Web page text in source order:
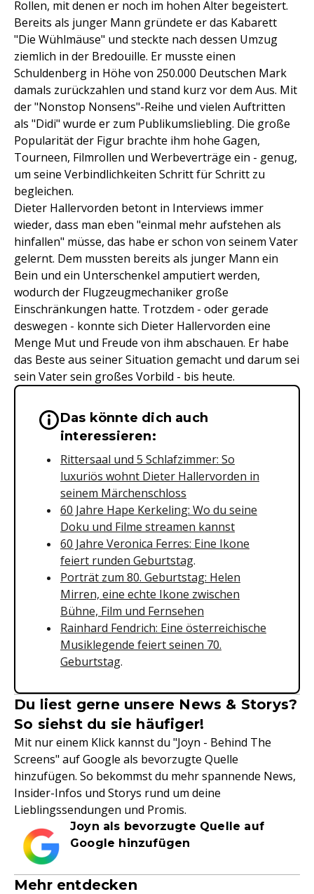
Rollen, mit denen er noch im hohen Alter begeistert.
Bereits als junger Mann gründete er das Kabarett
"Die Wühlmäuse" und steckte nach dessen Umzug
ziemlich in der Bredouille. Er musste einen
Schuldenberg in Höhe von 250.000 Deutschen Mark
damals zurückzahlen und stand kurz vor dem Aus. Mit
der "Nonstop Nonsens"-Reihe und vielen Auftritten
als "Didi" wurde er zum Publikumsliebling. Die große
Popularität der Figur brachte ihm hohe Gagen,
Tourneen, Filmrollen und Werbeverträge ein - genug,
um seine Verbindlichkeiten Schritt für Schritt zu
begleichen.
Dieter Hallervorden betont in Interviews immer
wieder, dass man eben "einmal mehr aufstehen als
hinfallen" müsse, das habe er schon von seinem Vater
gelernt. Dem mussten bereits als junger Mann ein
Bein und ein Unterschenkel amputiert werden,
wodurch der Flugzeugmechaniker große
Einschränkungen hatte. Trotzdem - oder gerade
deswegen - konnte sich Dieter Hallervorden eine
Menge Mut und Freude von ihm abschauen. Er habe
das Beste aus seiner Situation gemacht und darum sei
sein Vater sein großes Vorbild - bis heute.
Wichtige Hinweise &
Das könnte dich auch
interessieren:
Rittersaal und 5 Schlafzimmer: So
luxuriös wohnt Dieter Hallervorden in
seinem Märchenschloss
60 Jahre Hape Kerkeling: Wo du seine
Doku und Filme streamen kannst
60 Jahre Veronica Ferres: Eine Ikone
feiert runden Geburtstag.
Porträt zum 80. Geburtstag: Helen
Mirren, eine echte Ikone zwischen
Bühne, Film und Fernsehen
Rainhard Fendrich: Eine österreichische
Musiklegende feiert seinen 70.
Geburtstag.
Du liest gerne unsere News & Storys?
So siehst du sie häufiger!
Mit nur einem Klick kannst du "Joyn - Behind The
Screens" auf Google als bevorzugte Quelle
hinzufügen. So bekommst du mehr spannende News,
Insider-Infos und Storys rund um deine
Lieblingssendungen und Promis.
Joyn als bevorzugte Quelle auf
Google hinzufügen
Mehr entdecken